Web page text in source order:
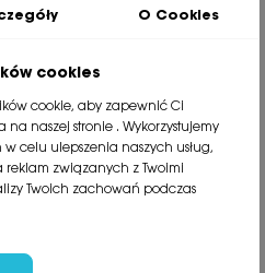
roślin na terenie Polski. Od ponad
naszą pasją, doświadczeniem i
O Cookies
cookies
cookie, aby zapewnić Ci
naszej stronie . Wykorzystujemy
celu ulepszenia naszych usług,
związanych z Twoimi
Twoich zachowań podczas